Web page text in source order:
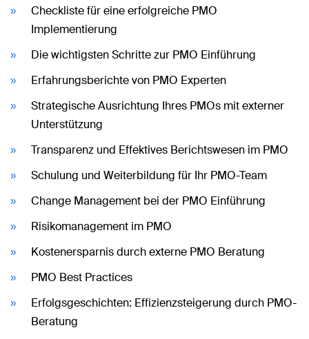
Checkliste für eine erfolgreiche PMO
Implementierung
Die wichtigsten Schritte zur PMO Einführung
Erfahrungsberichte von PMO Experten
Strategische Ausrichtung Ihres PMOs mit externer
Unterstützung
Transparenz und Effektives Berichtswesen im PMO
Schulung und Weiterbildung für Ihr PMO-Team
Change Management bei der PMO Einführung
Risikomanagement im PMO
Kostenersparnis durch externe PMO Beratung
PMO Best Practices
Erfolgsgeschichten: Effizienzsteigerung durch PMO-
Beratung